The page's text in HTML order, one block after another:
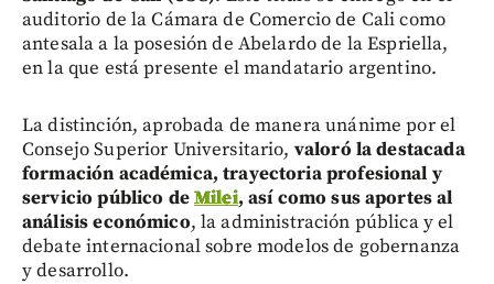
auditorio de la Cámara de Comercio de Cali como
antesala a la posesión de Abelardo de la Espriella,
en la que está presente el mandatario argentino.
La distinción, aprobada de manera unánime por el
Consejo Superior Universitario, valoró la destacada
formación académica, trayectoria profesional y
servicio público deMilei, así como sus aportes al
análisis económico, la administración pública y el
debate internacional sobre modelos de gobernanza
y desarrollo.